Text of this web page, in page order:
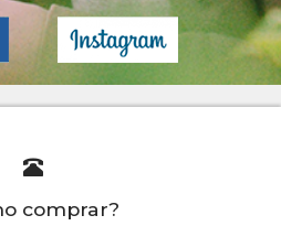
comprar?